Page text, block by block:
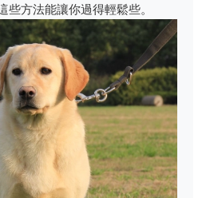
方法能讓你過得輕鬆些。